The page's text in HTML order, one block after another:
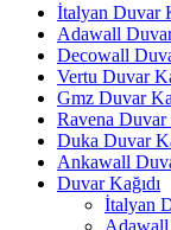
İtalyan Duvar
Adawall Duvar
Decowall
Vertu Duvar
Gmz Duvar
Ravena Duvar
Duka Duvar
Ankawall
Duvar Kağıdı
İtalyan
Adawall